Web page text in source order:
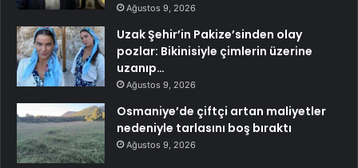
Ağustos 9, 2026
Uzak Şehir’in Pakize’sinden olay
pozlar: Bikinisiyle çimlerin üzerine
uzanıp…
Ağustos 9, 2026
Osmaniye’de çiftçi artan maliyetler
nedeniyle tarlasını boş bıraktı
Ağustos 9, 2026